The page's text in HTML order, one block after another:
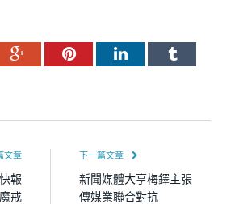
Google+PinterestLinkedInTumblr
文章
報
戒
下一篇文章
新聞媒體大亨梅鐸主張
傳媒業聯合對抗